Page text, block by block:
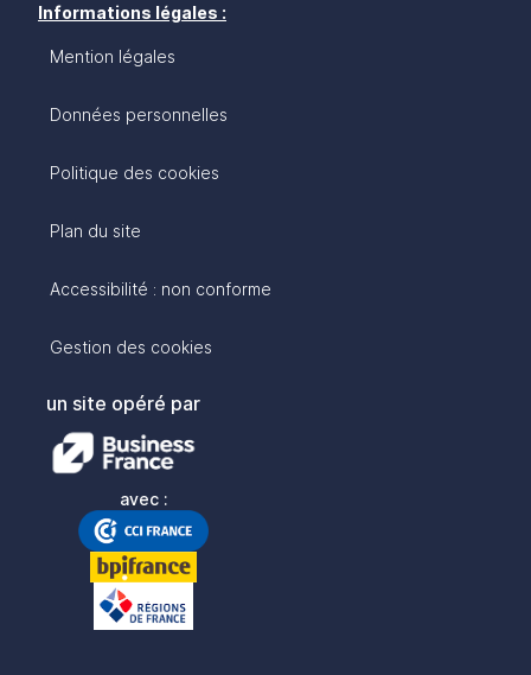
Informations légales :
Mention légales
Données personnelles
Politique des cookies
Plan du site
Accessibilité : non conforme
Gestion des cookies
un site opéré par
avec :